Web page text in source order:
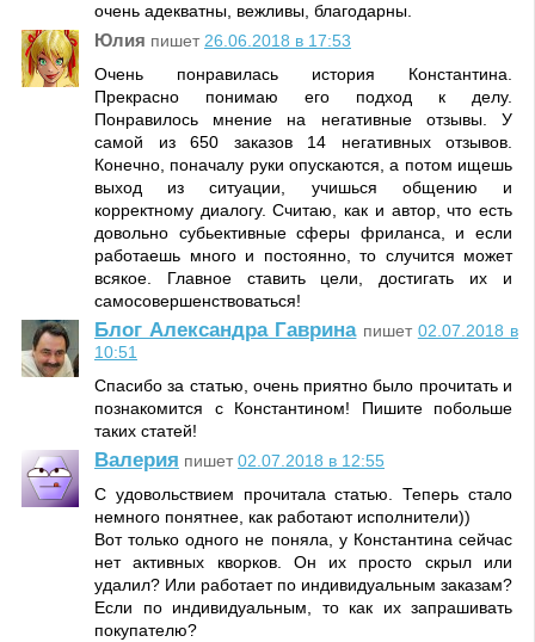
очень адекватны, вежливы, благодарны.
Юлия пишет 26.06.2018 в 17:53
Очень понравилась история Константина.
Прекрасно понимаю его подход к делу.
Понравилось мнение на негативные отзывы. У
самой из 650 заказов 14 негативных отзывов.
Конечно, поначалу руки опускаются, а потом ищешь
выход из ситуации, учишься общению и
корректному диалогу. Считаю, как и автор, что есть
довольно субьективные сферы фриланса, и если
работаешь много и постоянно, то случится может
всякое. Главное ставить цели, достигать их и
самосовершенствоваться!
Блог Александра Гавринапишет 02.07.2018 в
10:51
Спасибо за статью, очень приятно было прочитать и
познакомится с Константином! Пишите побольше
таких статей!
Валерия пишет 02.07.2018 в 12:55
С удовольствием прочитала статью. Теперь стало
немного понятнее, как работают исполнители))
Вот только одного не поняла, у Константина сейчас
нет активных кворков. Он их просто скрыл или
удалил? Или работает по индивидуальным заказам?
Если по индивидуальным, то как их запрашивать
покупателю?